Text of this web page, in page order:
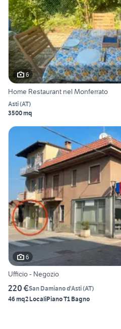
6
Home Restaurant nel Monferrato
Asti(AT)
3500 mq
6
Ufficio - Negozio
220 €San Damiano d'Asti(AT)
46 mq2 LocaliPiano T1 Bagno